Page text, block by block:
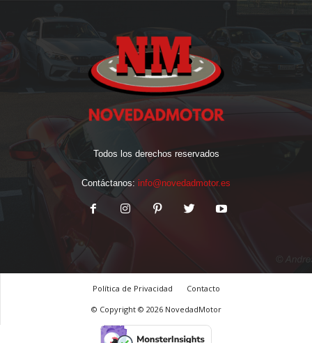
Todos los derechos reservados
Contáctanos: info@novedadmotor.es
Política de Privacidad
Contacto
© Copyright © 2026 NovedadMotor